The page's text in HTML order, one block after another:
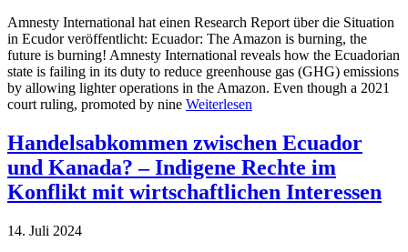
Amnesty International hat einen Research Report über die Situation
in Ecudor veröffentlicht: Ecuador: The Amazon is burning, the
future is burning! Amnesty International reveals how the Ecuadorian
state is failing in its duty to reduce greenhouse gas (GHG) emissions
by allowing lighter operations in the Amazon. Even though a 2021
court ruling, promoted by nine Weiterlesen
Handelsabkommen zwischen Ecuador
und Kanada? – Indigene Rechte im
Konflikt mit wirtschaftlichen Interessen
14. Juli 2024